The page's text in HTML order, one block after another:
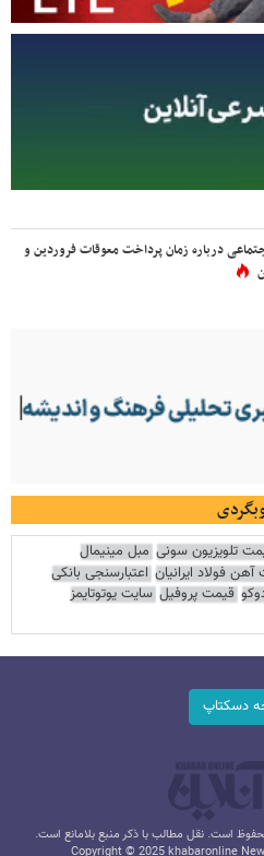
درباره زمان پرداخت معوقات فروردین و
تلویزیون سونی مبل مینیمال
فولاد ایرانیان اعتبارسنجی بانکی
قیمت پروفیل سایت یوتوتایمز
دسکتاپ
است. نقل مطالب با ذکر منبع بلامانع است.